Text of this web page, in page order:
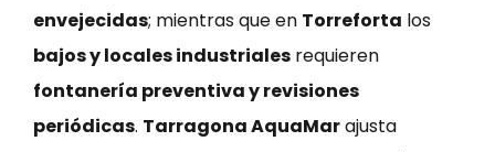
envejecidas; mientras que en Torreforta los
bajos y locales industriales requieren
fontanería preventiva y revisiones
periódicas. Tarragona AquaMarajusta